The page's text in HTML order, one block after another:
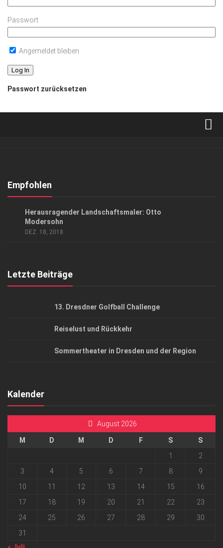
Passwort
Angemeldet bleiben
Passwort zurücksetzen
Kontakt, Impressum
Empfohlen
Herausragender Landschaftsmaler: Otto
Modersohn
DEZ. 18, 2018
Letzte Beiträge
13. Dresdner Golfball Challenge
Reiselust und Rückkehr
Sommertheater in Dresden und der Region
Kalender
August 2026
M D M D F S
S
1
2
3
4 5 6 7 8
9
10
11 12 13 14 15
16
17
18 19 20 21 22
23
24
25 26 27 28 29
30
31